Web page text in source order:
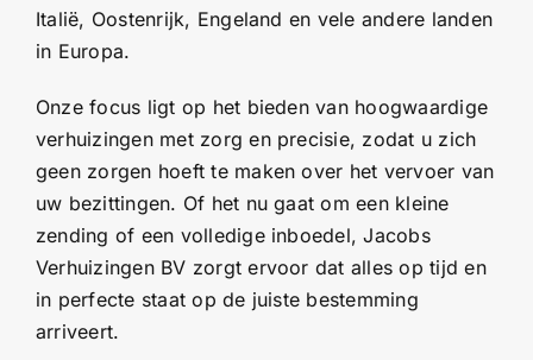
Italië, Oostenrijk, Engeland en vele andere landen
in Europa.
Onze focus ligt op het bieden van hoogwaardige
verhuizingen met zorg en precisie, zodat u zich
geen zorgen hoeft te maken over het vervoer van
uw bezittingen. Of het nu gaat om een kleine
zending of een volledige inboedel, Jacobs
Verhuizingen BV zorgt ervoor dat alles op tijd en
in perfecte staat op de juiste bestemming
arriveert.